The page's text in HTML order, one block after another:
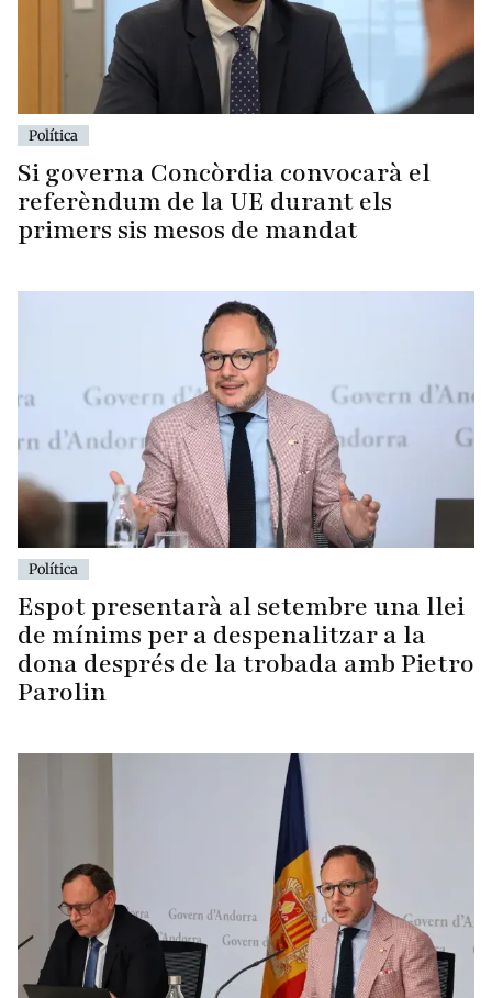
Política
Si governa Concòrdia convocarà el
referèndum de la UE durant els
primers sis mesos de mandat
Política
Espot presentarà al setembre una llei
de mínims per a despenalitzar a la
dona després de la trobada amb Pietro
Parolin